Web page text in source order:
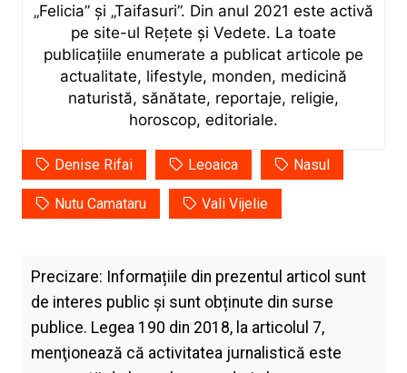
„Felicia” și „Taifasuri”. Din anul 2021 este activă
pe site-ul Rețete și Vedete. La toate
publicațiile enumerate a publicat articole pe
actualitate, lifestyle, monden, medicină
naturistă, sănătate, reportaje, religie,
horoscop, editoriale.
Denise Rifai Leoaica Nasul
Nutu Camataru Vali Vijelie
Precizare: Informațiile din prezentul articol sunt
de interes public și sunt obținute din surse
publice. Legea 190 din 2018, la articolul 7,
menţionează că activitatea jurnalistică este